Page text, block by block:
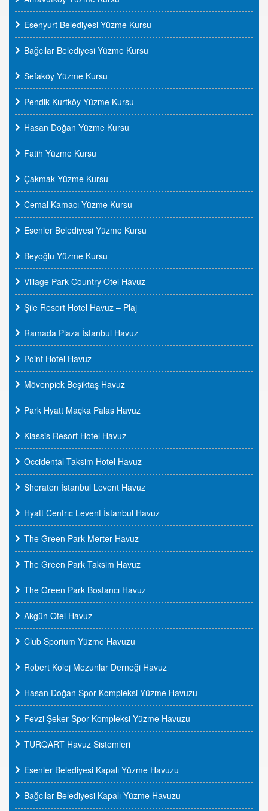
Esenyurt Belediyesi Yüzme Kursu
Bağcılar Belediyesi Yüzme Kursu
Sefaköy Yüzme Kursu
Pendik Kurtköy Yüzme Kursu
Hasan Doğan Yüzme Kursu
Fatih Yüzme Kursu
Çakmak Yüzme Kursu
Cemal Kamacı Yüzme Kursu
Esenler Belediyesi Yüzme Kursu
Beyoğlu Yüzme Kursu
Village Park Country Otel Havuz
Şile Resort Hotel Havuz – Plaj
Ramada Plaza İstanbul Havuz
Point Hotel Havuz
Mövenpick Beşiktaş Havuz
Park Hyatt Maçka Palas Havuz
Klassis Resort Hotel Havuz
Occidental Taksim Hotel Havuz
Sheraton İstanbul Levent Havuz
Hyatt Centrıc Levent İstanbul Havuz
The Green Park Merter Havuz
The Green Park Taksim Havuz
The Green Park Bostancı Havuz
Akgün Otel Havuz
Club Sporium Yüzme Havuzu
Robert Kolej Mezunlar Derneği Havuz
Hasan Doğan Spor Kompleksi Yüzme Havuzu
Fevzi Şeker Spor Kompleksi Yüzme Havuzu
TURQART Havuz Sistemleri
Esenler Belediyesi Kapalı Yüzme Havuzu
Bağcılar Belediyesi Kapalı Yüzme Havuzu